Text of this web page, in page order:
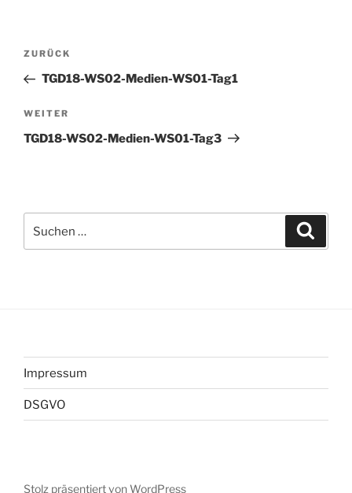
Beitragsnavigation
Vorheriger
Beitrag
ZURÜCK
TGD18-WS02-Medien-WS01-Tag1
Nächster
Beitrag
WEITER
TGD18-WS02-Medien-WS01-Tag3
nach:
Impressum
DSGVO
Stolz präsentiert von WordPress